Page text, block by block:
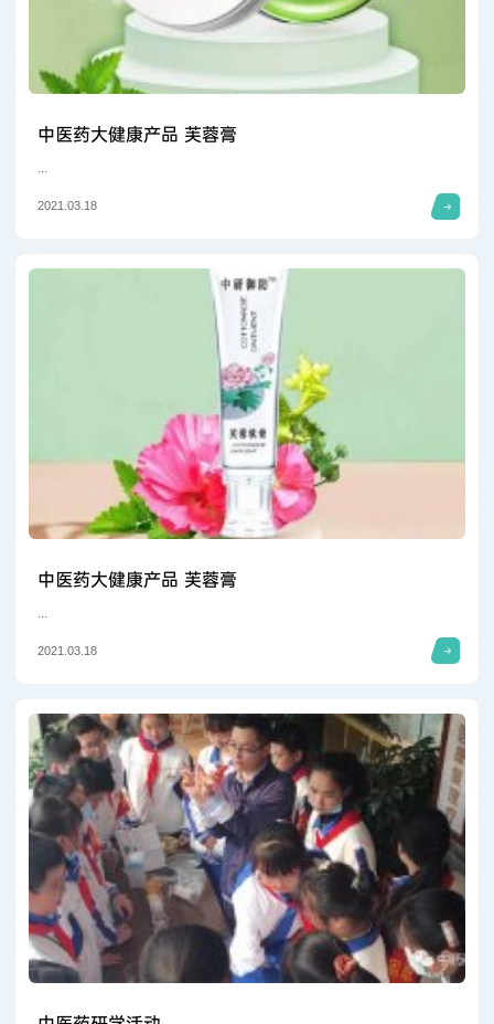
中医药大健康产品 芙蓉膏
...
2021.03.18
中医药大健康产品 芙蓉膏
...
2021.03.18